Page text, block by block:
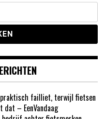
praktisch failliet, terwijl fietsen
– EenVandaag